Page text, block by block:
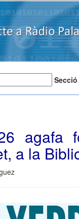
Secció
agafa
a la